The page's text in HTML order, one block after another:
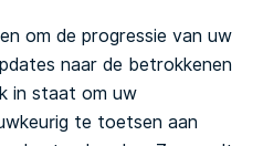
om de progressie van uw
naar de betrokkenen
in staat om uw
te toetsen aan